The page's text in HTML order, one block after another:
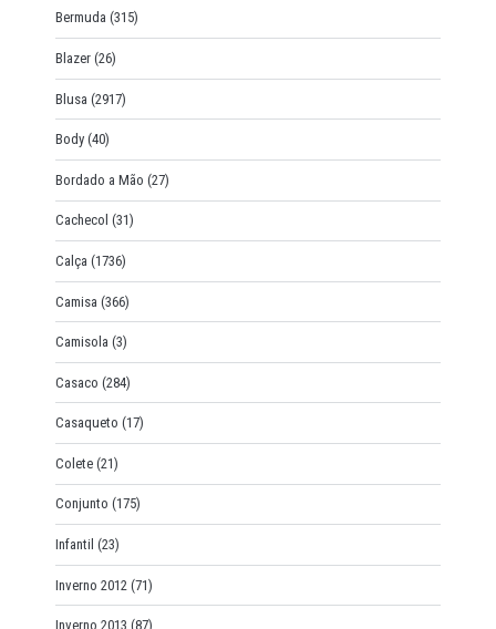
Bermuda (315)
Blazer (26)
Blusa (2917)
Body (40)
Bordado a Mão (27)
Cachecol (31)
Calça (1736)
Camisa (366)
Camisola (3)
Casaco (284)
Casaqueto (17)
Colete (21)
Conjunto (175)
Infantil (23)
Inverno 2012 (71)
Inverno 2013 (87)